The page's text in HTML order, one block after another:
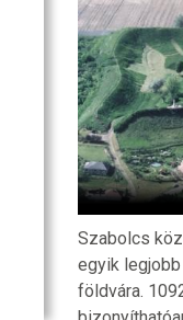
PROGRAM
Szabolcs
egyik
földvára.